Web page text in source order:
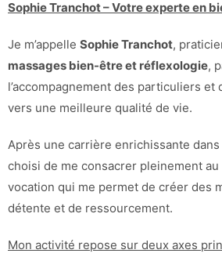
Sophie Tranchot – Votre experte en
Je m’appelle Sophie Tranchot,
massages bien-être et réflexologie,
l’accompagnement des particuliers et
vers une meilleure qualité de vie.
Après une carrière enrichissante dans
choisi de me consacrer pleinement
vocation qui me permet de créer des
détente et de ressourcement.
Mon activité repose sur deux axes